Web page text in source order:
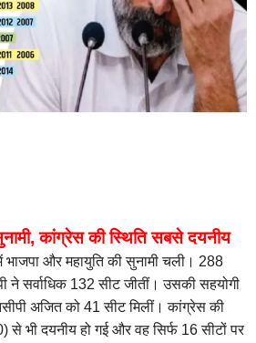
कांग्रेस की स्थिति सबसे दयनीय
भाजपा और महायुति की सुनामी चली। 288
सर्वाधिक 132 सीट जीतीं। उसकी सहयोगी
अजित को 41 सीट मिलीं। कांग्रेस की
से भी दयनीय हो गई और वह सिर्फ 16 सीटों पर